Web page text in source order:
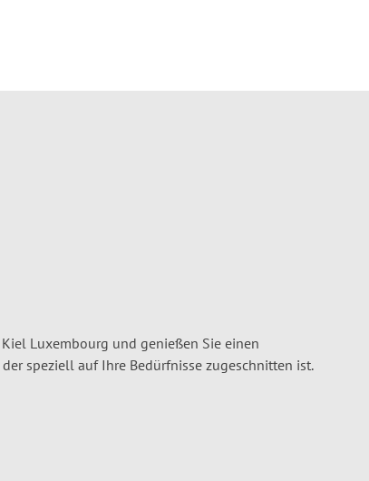
Luxembourg und genießen Sie einen
der speziell auf Ihre Bedürfnisse zugeschnitten ist.